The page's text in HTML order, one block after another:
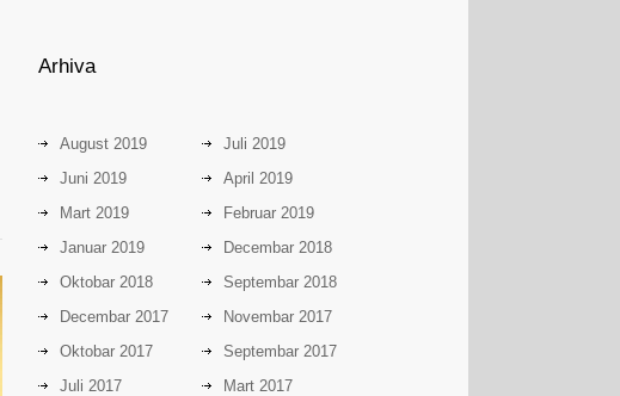
Arhiva
August 2019
Juli 2019
Juni 2019
April 2019
Mart 2019
Februar 2019
Januar 2019
Decembar 2018
Oktobar 2018
Septembar 2018
Decembar 2017
Novembar 2017
Oktobar 2017
Septembar 2017
Juli 2017
Mart 2017